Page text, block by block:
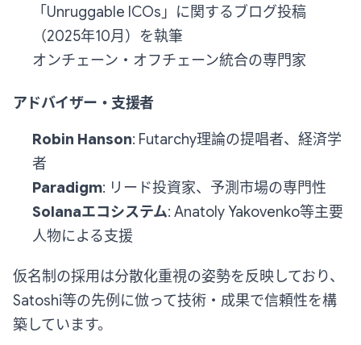
「Unruggable ICOs」に関するブログ投稿
（2025年10月）を執筆
オンチェーン・オフチェーン統合の専門家
アドバイザー・支援者
Robin Hanson: Futarchy理論の提唱者、経済学
者
Paradigm: リード投資家、予測市場の専門性
Solanaエコシステム: Anatoly Yakovenko等主要
人物による支援
仮名制の採用は分散化重視の姿勢を反映しており、
Satoshi等の先例に倣って技術・成果で信頼性を構
築しています。